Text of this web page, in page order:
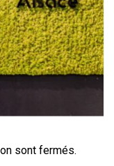
sont fermés.